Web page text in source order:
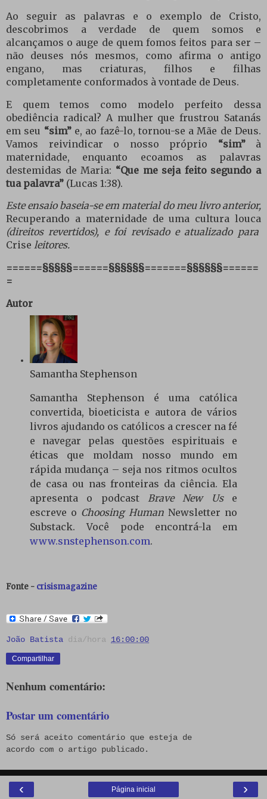
Ao seguir as palavras e o exemplo de Cristo,
descobrimos a verdade de quem somos e
alcançamos o auge de quem fomos feitos para ser –
não deuses nós mesmos, como afirma o antigo
engano, mas criaturas, filhos e filhas
completamente conformados à vontade de Deus.
E quem temos como modelo perfeito dessa
obediência radical? A mulher que frustrou Satanás
em seu “sim”e, ao fazê-lo, tornou-se a Mãe de Deus.
Vamos reivindicar o nosso próprio “sim”à
maternidade, enquanto ecoamos as palavras
destemidas de Maria: “Que me seja feito segundo a
tua palavra” (Lucas 1:38).
Este ensaio baseia-se em material do meu livro anterior,
Recuperando a maternidade de uma cultura louca
(direitos revertidos), e foi revisado e atualizado para
Crise leitores.
======§§§§§======§§§§§§=======§§§§§§======
=
Autor
Samantha Stephenson
Samantha Stephenson é uma católica
convertida, bioeticista e autora de vários
livros ajudando os católicos a crescer na fé
e navegar pelas questões espirituais e
éticas que moldam nosso mundo em
rápida mudança – seja nos ritmos ocultos
de casa ou nas fronteiras da ciência. Ela
apresenta o podcast Brave New Use
escreve o Choosing Human Newsletter no
Substack. Você pode encontrá-la em
www.snstephenson.com.
Fonte - crisismagazine
João Batista dia/hora 16:00:00
Compartilhar
Nenhum comentário:
Postar um comentário
Só será aceito comentário que esteja de
acordo com o artigo publicado.
‹ ›
Página inicial